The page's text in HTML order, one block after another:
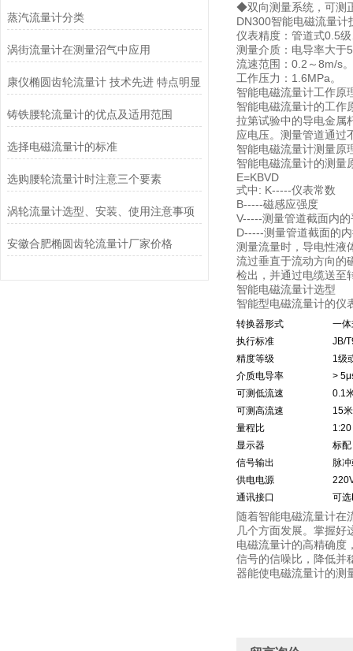
蒸汽流量计分类
涡街流量计在测量沼气中应用
康仪椭圆齿轮流量计 技术先进 特点明显
铸铁腰轮流量计的优点及适用范围
选择电磁流量计的标准
选购腰轮流量计时注意三个要素
涡轮流量计选型、安装、使用注意事项
安徽合肥椭圆齿轮流量计厂家价格
◆双向测量系统，可测
DN300智能电磁流量计
仪表精度：管道式0.5
测量介质：电导率大于
流速范围：0.2～8m/s。
工作压力：1.6MPa。
智能电磁流量计工作原
智能电磁流量计的工作
拉第试验中的导电金属
应电压。测量管道通过
智能电磁流量计测量原
智能电磁流量计的测量
E=KBVD
式中: K-----仪表常数
B-----磁感应强度
V-----测量管道截面内
D-----测量管道截面的
测量流量时，导电性液
流过垂直于流动方向的
检出，并通过电缆送至
智能电磁流量计选型
智能型电磁流量计的仪
转换器形式
一
执行标准
JB/
精度等级
1级
介质电导率
>
可测低流速
0.1
可测高流速
15
量程比
显示器
标配
信号输出
脉
供电电源
通讯接口
可
随着智能电磁流量计在
几个方面发展。掌握好
电磁流量计的高精确度
信号的信噪比，降低并
器能使电磁流量计的测